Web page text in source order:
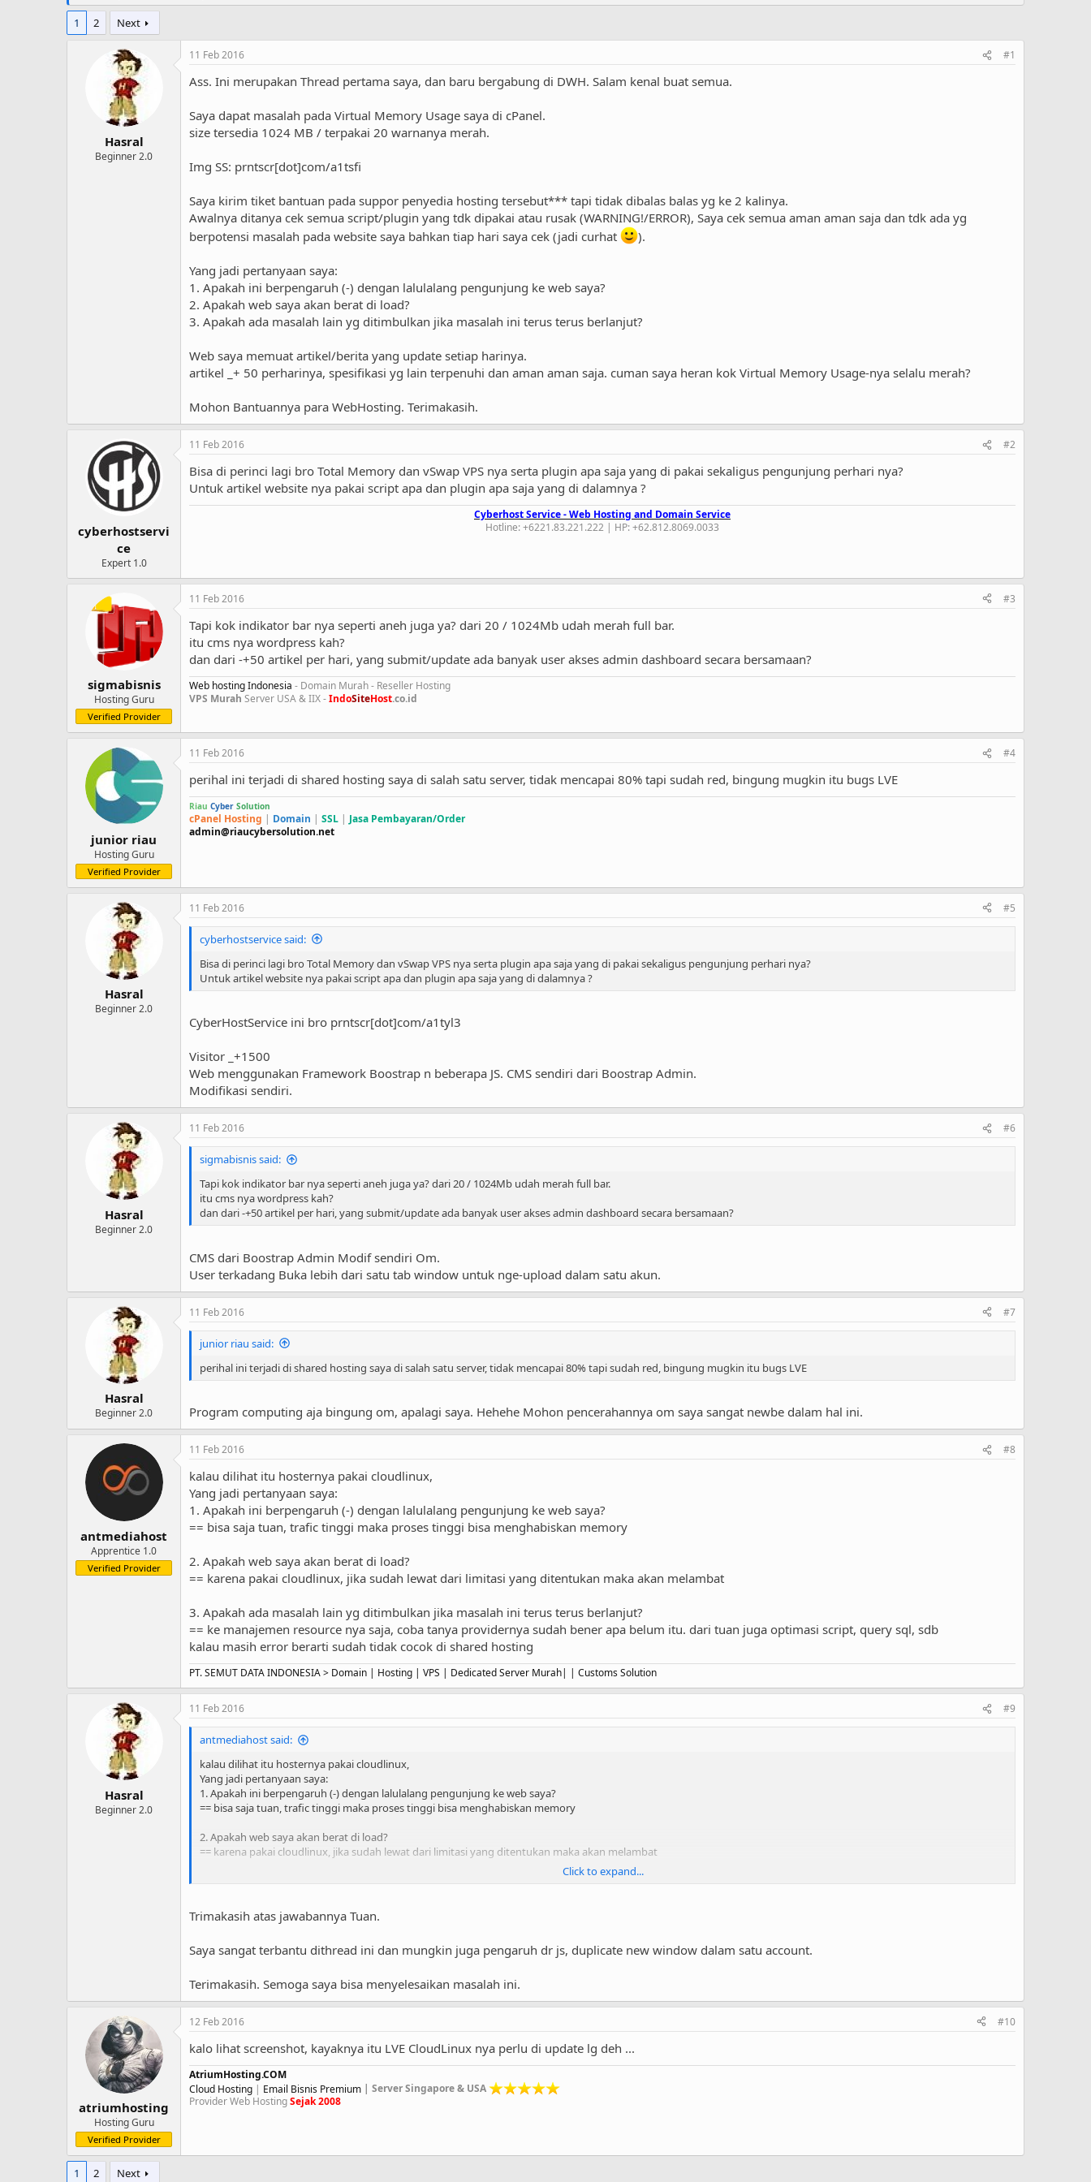
1 2 Next
Hasral
Beginner 2.0
11 Feb 2016 #1
Ass. Ini merupakan Thread pertama saya, dan baru bergabung di DWH. Salam kenal buat semua.
Saya dapat masalah pada Virtual Memory Usage saya di cPanel.
size tersedia 1024 MB / terpakai 20 warnanya merah.
Img SS: prntscr[dot]com/a1tsfi
Saya kirim tiket bantuan pada suppor penyedia hosting tersebut*** tapi tidak dibalas balas yg ke 2 kalinya.
Awalnya ditanya cek semua script/plugin yang tdk dipakai atau rusak (WARNING!/ERROR), Saya cek semua aman aman saja dan tdk ada yg
berpotensi masalah pada website saya bahkan tiap hari saya cek (jadi curhat
).
Yang jadi pertanyaan saya:
1. Apakah ini berpengaruh (-) dengan lalulalang pengunjung ke web saya?
2. Apakah web saya akan berat di load?
3. Apakah ada masalah lain yg ditimbulkan jika masalah ini terus terus berlanjut?
Web saya memuat artikel/berita yang update setiap harinya.
artikel _+ 50 perharinya, spesifikasi yg lain terpenuhi dan aman aman saja. cuman saya heran kok Virtual Memory Usage-nya selalu merah?
Mohon Bantuannya para WebHosting. Terimakasih.
cyberhostservi
ce
Expert 1.0
11 Feb 2016 #2
Bisa di perinci lagi bro Total Memory dan vSwap VPS nya serta plugin apa saja yang di pakai sekaligus pengunjung perhari nya?
Untuk artikel website nya pakai script apa dan plugin apa saja yang di dalamnya ?
Cyberhost Service - Web Hosting and Domain Service
Hotline: +6221.83.221.222 | HP: +62.812.8069.0033​
sigmabisnis
Hosting Guru
Verified Provider
11 Feb 2016 #3
Tapi kok indikator bar nya seperti aneh juga ya? dari 20 / 1024Mb udah merah full bar.
itu cms nya wordpress kah?
dan dari -+50 artikel per hari, yang submit/update ada banyak user akses admin dashboard secara bersamaan?
Web hosting Indonesia - Domain Murah - Reseller Hosting
VPS Murah Server USA & IIX -IndoSiteHost.co.id
junior riau
Hosting Guru
Verified Provider
11 Feb 2016 #4
perihal ini terjadi di shared hosting saya di salah satu server, tidak mencapai 80% tapi sudah red, bingung mugkin itu bugs LVE
Riau Cyber Solution
cPanel Hosting | Domain | SSL | Jasa Pembayaran/Order
admin@riaucybersolution.net
Hasral
Beginner 2.0
11 Feb 2016 #5
cyberhostservice said:
Bisa di perinci lagi bro Total Memory dan vSwap VPS nya serta plugin apa saja yang di pakai sekaligus pengunjung perhari nya?
Untuk artikel website nya pakai script apa dan plugin apa saja yang di dalamnya ?
CyberHostService ini bro prntscr[dot]com/a1tyl3
Visitor _+1500
Web menggunakan Framework Boostrap n beberapa JS. CMS sendiri dari Boostrap Admin.
Modifikasi sendiri.
Hasral
Beginner 2.0
11 Feb 2016 #6
sigmabisnis said:
Tapi kok indikator bar nya seperti aneh juga ya? dari 20 / 1024Mb udah merah full bar.
itu cms nya wordpress kah?
dan dari -+50 artikel per hari, yang submit/update ada banyak user akses admin dashboard secara bersamaan?
CMS dari Boostrap Admin Modif sendiri Om.
User terkadang Buka lebih dari satu tab window untuk nge-upload dalam satu akun.
Hasral
Beginner 2.0
11 Feb 2016 #7
junior riau said:
perihal ini terjadi di shared hosting saya di salah satu server, tidak mencapai 80% tapi sudah red, bingung mugkin itu bugs LVE
Program computing aja bingung om, apalagi saya. Hehehe Mohon pencerahannya om saya sangat newbe dalam hal ini.
antmediahost
Apprentice 1.0
Verified Provider
11 Feb 2016 #8
kalau dilihat itu hosternya pakai cloudlinux,
Yang jadi pertanyaan saya:
1. Apakah ini berpengaruh (-) dengan lalulalang pengunjung ke web saya?
== bisa saja tuan, trafic tinggi maka proses tinggi bisa menghabiskan memory
2. Apakah web saya akan berat di load?
== karena pakai cloudlinux, jika sudah lewat dari limitasi yang ditentukan maka akan melambat
3. Apakah ada masalah lain yg ditimbulkan jika masalah ini terus terus berlanjut?
== ke manajemen resource nya saja, coba tanya providernya sudah bener apa belum itu. dari tuan juga optimasi script, query sql, sdb
kalau masih error berarti sudah tidak cocok di shared hosting
PT. SEMUT DATA INDONESIA > Domain | Hosting | VPS | Dedicated Server Murah| | Customs Solution
Hasral
Beginner 2.0
11 Feb 2016 #9
antmediahost said:
kalau dilihat itu hosternya pakai cloudlinux,
Yang jadi pertanyaan saya:
1. Apakah ini berpengaruh (-) dengan lalulalang pengunjung ke web saya?
== bisa saja tuan, trafic tinggi maka proses tinggi bisa menghabiskan memory
2. Apakah web saya akan berat di load?
== karena pakai cloudlinux, jika sudah lewat dari limitasi yang ditentukan maka akan melambat
3. Apakah ada masalah lain yg ditimbulkan jika masalah ini terus terus berlanjut?
kalau masih error berarti sudah tidak cocok di shared hosting
Click to expand...
Trimakasih atas jawabannya Tuan.
Saya sangat terbantu dithread ini dan mungkin juga pengaruh dr js, duplicate new window dalam satu account.
Terimakasih. Semoga saya bisa menyelesaikan masalah ini.
atriumhosting
Hosting Guru
Verified Provider
12 Feb 2016 #10
kalo lihat screenshot, kayaknya itu LVE CloudLinux nya perlu di update lg deh ...
AtriumHosting.COM
Cloud Hosting | Email Bisnis Premium | Server Singapore & USA
Provider Web HostingSejak 2008
1 2 Next